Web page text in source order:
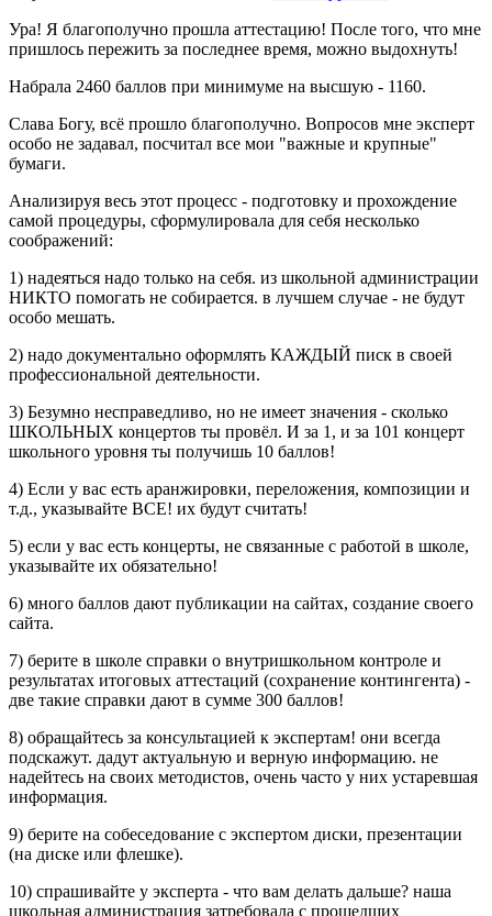
Ура! Я благополучно прошла аттестацию! После того, что мне
пришлось пережить за последнее время, можно выдохнуть!
Набрала 2460 баллов при минимуме на высшую - 1160.
Слава Богу, всё прошло благополучно. Вопросов мне эксперт
особо не задавал, посчитал все мои "важные и крупные"
бумаги.
Анализируя весь этот процесс - подготовку и прохождение
самой процедуры, сформулировала для себя несколько
соображений:
1) надеяться надо только на себя. из школьной администрации
НИКТО помогать не собирается. в лучшем случае - не будут
особо мешать.
2) надо документально оформлять КАЖДЫЙ писк в своей
профессиональной деятельности.
3) Безумно несправедливо, но не имеет значения - сколько
ШКОЛЬНЫХ концертов ты провёл. И за 1, и за 101 концерт
школьного уровня ты получишь 10 баллов!
4) Если у вас есть аранжировки, переложения, композиции и
т.д., указывайте ВСЕ! их будут считать!
5) если у вас есть концерты, не связанные с работой в школе,
указывайте их обязательно!
6) много баллов дают публикации на сайтах, создание своего
сайта.
7) берите в школе справки о внутришкольном контроле и
результатах итоговых аттестаций (сохранение контингента) -
две такие справки дают в сумме 300 баллов!
8) обращайтесь за консультацией к экспертам! они всегда
подскажут. дадут актуальную и верную информацию. не
надейтесь на своих методистов, очень часто у них устаревшая
информация.
9) берите на собеседование с экспертом диски, презентации
(на диске или флешке).
10) спрашивайте у эксперта - что вам делать дальше? наша
школьная администрация затребовала с прошедших